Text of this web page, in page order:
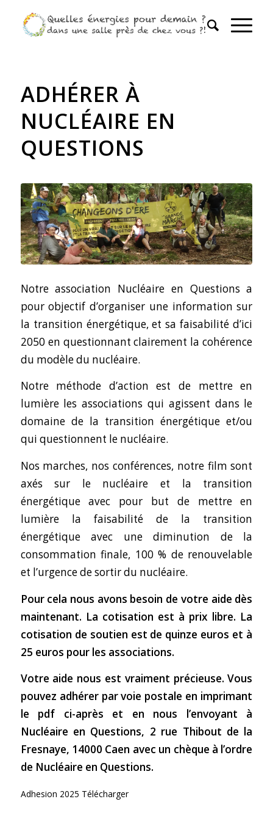
ADHÉRER À
NUCLÉAIRE EN
QUESTIONS
Notre association Nucléaire en Questions a
pour objectif d’organiser une information sur
la transition énergétique, et sa faisabilité d’ici
2050 en questionnant clairement la cohérence
du modèle du nucléaire.
Notre méthode d’action est de mettre en
lumière les associations qui agissent dans le
domaine de la transition énergétique et/ou
qui questionnent le nucléaire.
Nos marches, nos conférences, notre film sont
axés sur le nucléaire et la transition
énergétique avec pour but de mettre en
lumière la faisabilité de la transition
énergétique avec une diminution de la
consommation finale, 100 % de renouvelable
et l’urgence de sortir du nucléaire.
Pour cela nous avons besoin de votre aide dès
maintenant. La cotisation est à prix libre. La
cotisation de soutien est de quinze euros et à
25 euros pour les associations.
Votre aide nous est vraiment précieuse. Vous
pouvez adhérer par voie postale en imprimant
le pdf ci-après et en nous l’envoyant à
Nucléaire en Questions, 2 rue Thibout de la
Fresnaye, 14000 Caen avec un chèque à l’ordre
de Nucléaire en Questions.
Adhesion 2025 Télécharger